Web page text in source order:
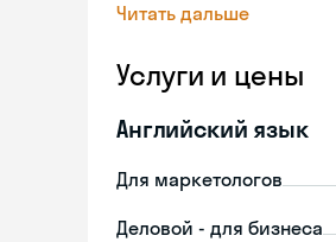
Читать дальше
Услуги и цены
Английский язык
Для маркетологов
Деловой - для бизнеса